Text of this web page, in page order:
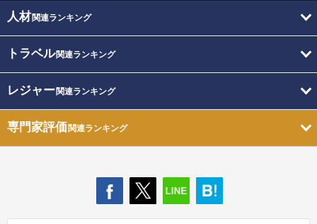
人材関連ランキング
トラベル関連ランキング
レジャー関連ランキング
専門家評価関連ランキング